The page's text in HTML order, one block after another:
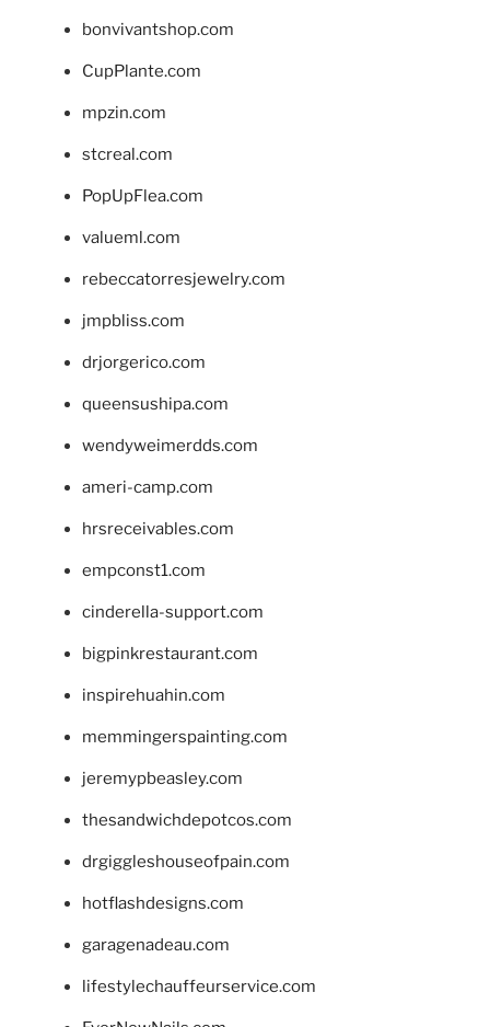
bonvivantshop.com
CupPlante.com
mpzin.com
stcreal.com
PopUpFlea.com
valueml.com
rebeccatorresjewelry.com
jmpbliss.com
drjorgerico.com
queensushipa.com
wendyweimerdds.com
ameri-camp.com
hrsreceivables.com
empconst1.com
cinderella-support.com
bigpinkrestaurant.com
inspirehuahin.com
memmingerspainting.com
jeremypbeasley.com
thesandwichdepotcos.com
drgiggleshouseofpain.com
hotflashdesigns.com
garagenadeau.com
lifestylechauffeurservice.com